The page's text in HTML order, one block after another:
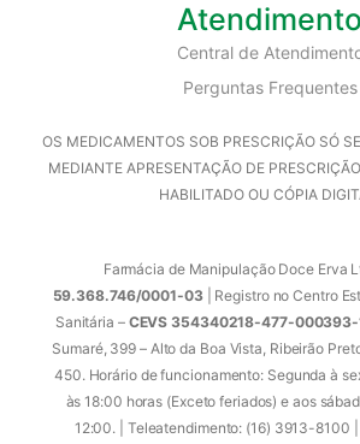
Atendimento
Central de
Perguntas Frequentes
OS MEDICAMENTOS SOB PRESCRIÇÃO SÓ
MEDIANTE APRESENTAÇÃO DE
HABILITADO OU CÓPIA
Farmácia de Manipulação Doce Erva
59.368.746/0001-03| Registro no Centro
Sanitária –CEVS 354340218-477-
Sumaré, 399 – Alto da Boa Vista, Ribeirão
450. Horário de funcionamento: Segunda à
às 18:00 horas (Exceto feriados) e aos
12:00. | Teleatendimento: (16) 3913-8100 |